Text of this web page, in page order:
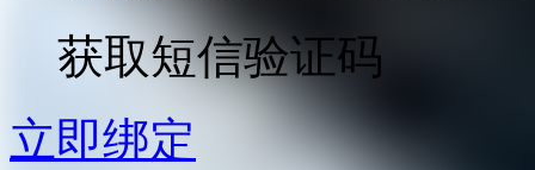
获取短信验证码
立即绑定